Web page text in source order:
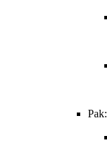
Pak: